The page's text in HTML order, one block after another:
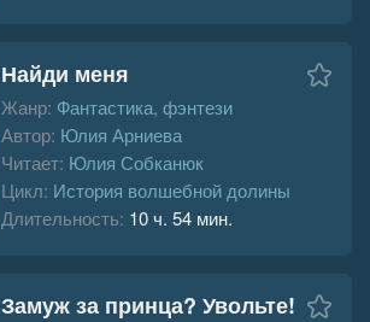
Найди меня
Жанр: Фантастика, фэнтези
Автор: Юлия Арниева
Читает: Юлия Собканюк
Цикл: История волшебной долины
Длительность: 10 ч. 54 мин.
Замуж за принца? Увольте!